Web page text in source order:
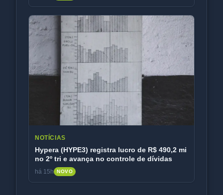
NOTÍCIAS
Hypera (HYPE3) registra lucro de R$ 490,2 mi
no 2º tri e avança no controle de dívidas
há 15h NOVO